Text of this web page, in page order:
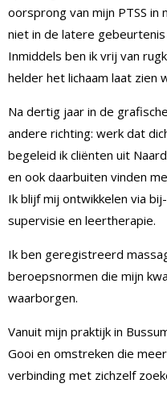
oorsprong van mijn PTSS in
niet in de latere
Inmiddels ben ik vrij van
helder het lichaam laat zien
Na dertig jaar in de
andere richting: werk dat
begeleid ik cliënten uit
en ook daarbuiten vinden
Ik blijf mij ontwikkelen via
supervisie en leertherapie.
Ik ben geregistreerd
beroepsnormen die mijn
waarborgen.
Vanuit mijn praktijk in
Gooi en omstreken die
verbinding met zichzelf